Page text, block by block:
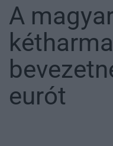
A
eurót